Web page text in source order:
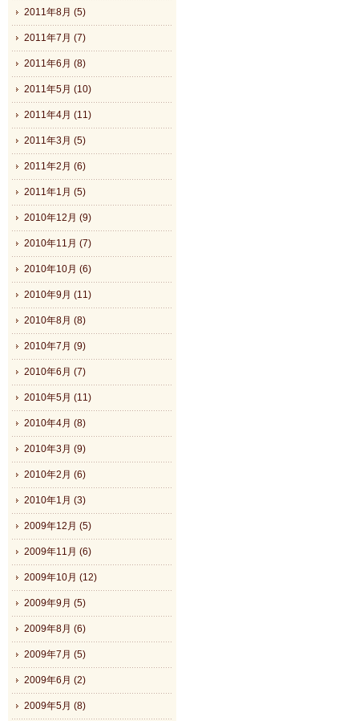
2011年8月 (5)
2011年7月 (7)
2011年6月 (8)
2011年5月 (10)
2011年4月 (11)
2011年3月 (5)
2011年2月 (6)
2011年1月 (5)
2010年12月 (9)
2010年11月 (7)
2010年10月 (6)
2010年9月 (11)
2010年8月 (8)
2010年7月 (9)
2010年6月 (7)
2010年5月 (11)
2010年4月 (8)
2010年3月 (9)
2010年2月 (6)
2010年1月 (3)
2009年12月 (5)
2009年11月 (6)
2009年10月 (12)
2009年9月 (5)
2009年8月 (6)
2009年7月 (5)
2009年6月 (2)
2009年5月 (8)